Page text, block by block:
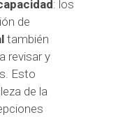
: los
de
también
revisar y
Esto
de la